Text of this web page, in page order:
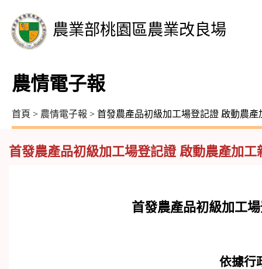
農業部桃園區農業改良場
農情電子報
首頁 > 農情電子報 > 首發農產品初級加工場登記證 啟動農產
首發農產品初級加工場登記證 啟動農產加工
首發農產品初級加工
依據行